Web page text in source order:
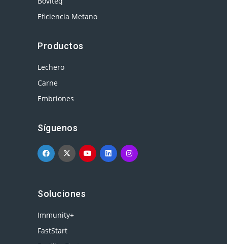
Eficiencia Metano
Productos
Lechero
Carne
Embriones
Síguenos
Soluciones
Immunity+
FastStart